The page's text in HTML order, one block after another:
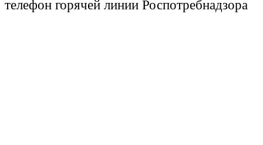
телефон горячей линии Роспотребнадзора